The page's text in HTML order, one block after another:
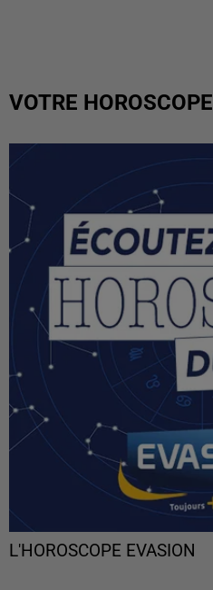
VOTRE HOROSCOPE
L'HOROSCOPE EVASION